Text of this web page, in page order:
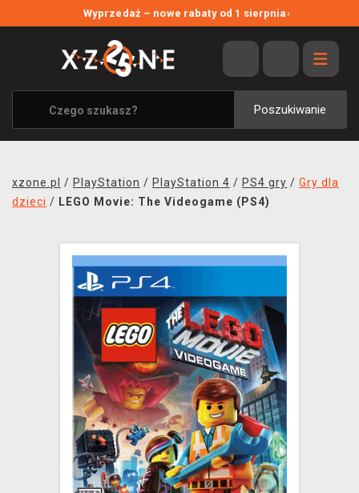
Wyprzedaż – nowe rabaty od 1 sierpnia›
Poszukiwanie
WYPRZEDAŻ
WSZYSTKIE MARKI
XZONE ORIGINALS
UBRANIA I AKCESORIA
SOUNDTRACKI
KONTAKT
TRANSPORT
XZONE KLUB
xzone.pl / PlayStation / PlayStation 4 / PS4 gry / Gry dla
dzieci / LEGO Movie: The Videogame (PS4)